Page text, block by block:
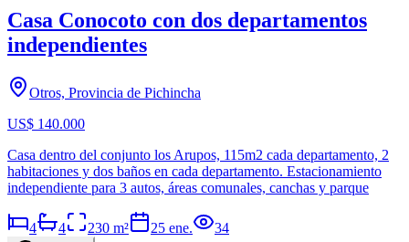
Casa Conocoto con dos departamentos
independientes
Otros, Provincia de Pichincha
US$ 140.000
Casa dentro del conjunto los Arupos, 115m2 cada departamento, 2
habitaciones y dos baños en cada departamento. Estacionamiento
independiente para 3 autos, áreas comunales, canchas y parque
4 4 230 m² 25 ene. 34